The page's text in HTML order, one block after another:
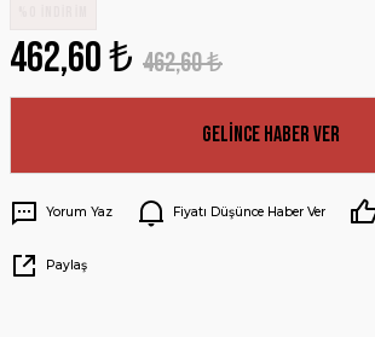
462,60 ₺ 462,60 ₺
Gelince Haber Ver
Yorum Yaz Fiyatı Düşünce Haber Ver
Paylaş